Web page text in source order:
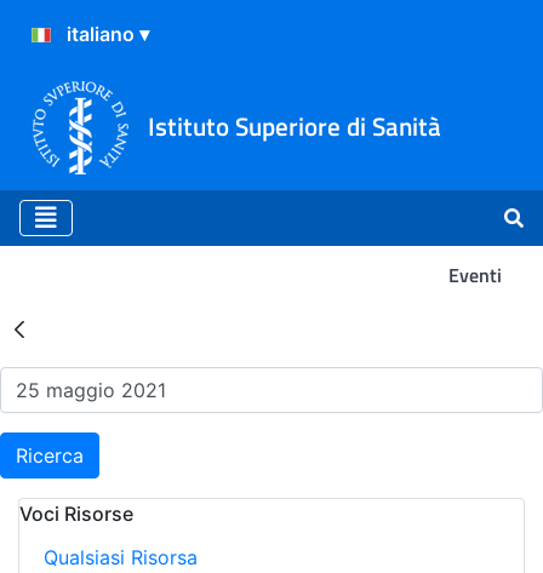
Istituto Superiore di Sanità
Eventi
Risultati della Ricerca -
Ricerca
Voci Risorse
Qualsiasi Risorsa